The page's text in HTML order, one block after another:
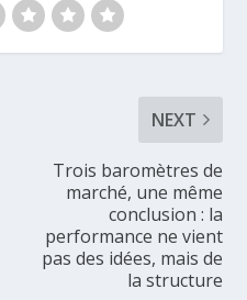
NEXT
Trois baromètres de
marché, une même
conclusion : la
performance ne vient
pas des idées, mais de
la structure